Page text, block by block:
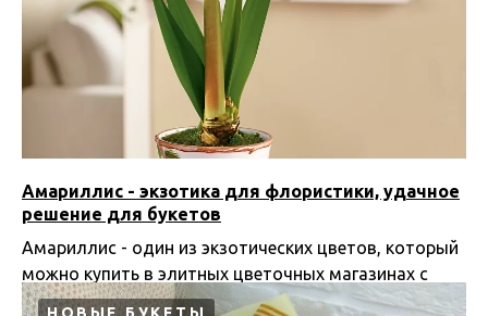
Амариллис - экзотика для флористики, удачное
решение для букетов
Амариллис - один из экзотических цветов, который
можно купить в элитных цветочных магазинах с
осени по зиму.
НОВЫЕ БУКЕТЫ